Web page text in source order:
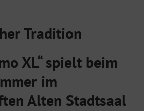
Tradition
XL“ spielt beim
im
Alten Stadtsaal